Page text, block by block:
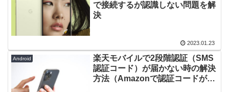
で接続するが認識しない問題を解
決
2023.01.23
Android
楽天モバイルで2段階認証（SMS
認証コード）が届かない時の解決
方法（Amazonで認証コードが届